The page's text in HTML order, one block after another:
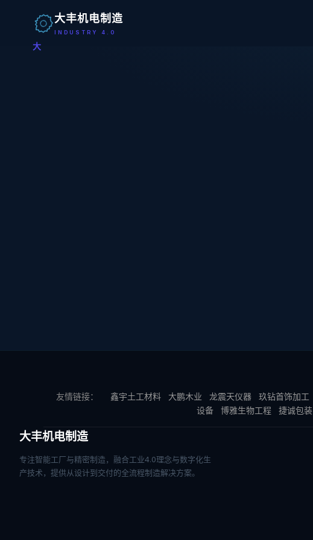
大
大丰机电制造
INDUSTRY 4.0
友情链接： 鑫宇土工材料 大鹏木业 龙震天仪器 玖钻首饰加工
设备
博雅生物工程 捷诚包装
大丰机电制造
专注智能工厂与精密制造，融合工业4.0理念与数字化生
产技术，提供从设计到交付的全流程制造解决方案。